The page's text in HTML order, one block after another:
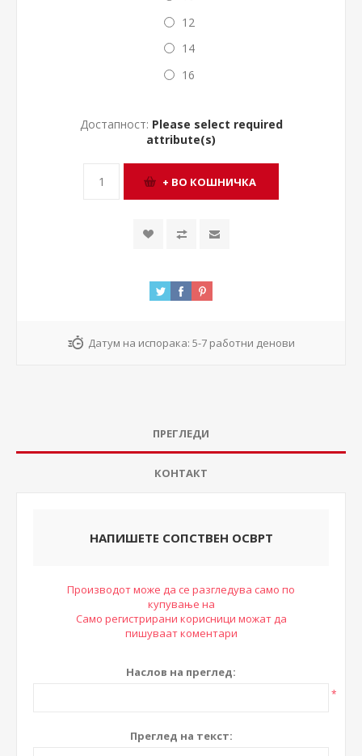
12
14
16
Достапност: Please select required
attribute(s)
Датум на испорака: 5-7 работни денови
ПРЕГЛЕДИ
КОНТАКТ
НАПИШЕТЕ СОПСТВЕН ОСВРТ
Производот може да се разгледува само по
купување на
Само регистрирани корисници можат да
пишуваат коментари
Наслов на преглед:
*
Преглед на текст: